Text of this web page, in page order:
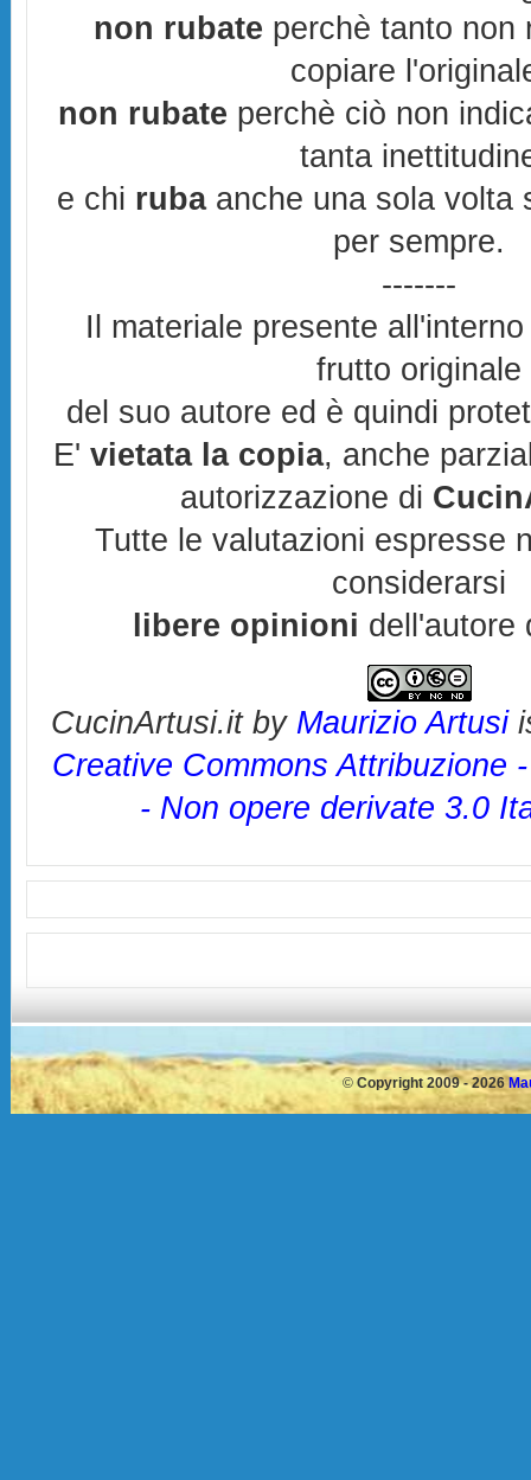
non rubate perchè tanto non
copiare
non rubate perchè ciò non
tanta
e chi rubaanche una sola volta
per sempre.
-------
Il materiale presente
frutto originale
del suo autore ed è quindi
E'vietata la copia, anche
autorizzazione di
Tutte le valutazioni espresse
considerarsi
libere opinioni dell'autore
CucinArtusi.itby Maurizio Artusi
Creative Commons Attribuzione
- Non opere derivate 3.0
© Copyright 2009 - 2026